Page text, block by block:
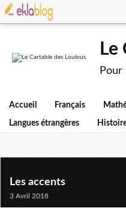
Le
Pour
Accueil Français
Langues étrangères
Les accents
3 Avril 2018